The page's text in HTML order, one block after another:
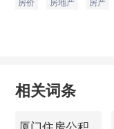
房价 房地产 房产
相关词条